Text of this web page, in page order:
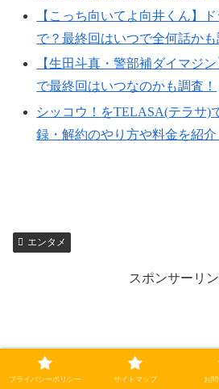
【こっち向いてよ向井くん】
で？最終回はいつで全何話かも
【生田斗真・警部補ダイマジ
で最終回はいつなのかも調査！
シッコウ！をTELASA(テラサ)
録・解約のやり方や料金を紹介
エンタメ
スポンサーリ
プライバシーポリシー サイトマップ お